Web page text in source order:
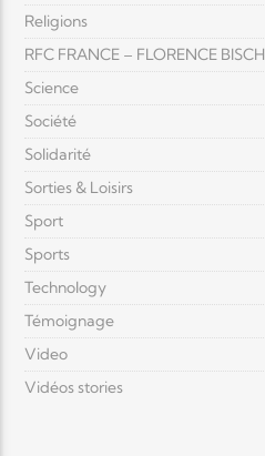
Religions
RFC FRANCE – FLORENCE BISCH
Science
Société
Solidarité
Sorties & Loisirs
Sport
Sports
Technology
Témoignage
Video
Vidéos stories